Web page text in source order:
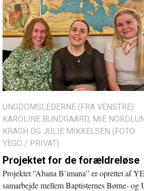
UNGDOMSLEDERNE (FRA VENSTRE):
KAROLINE BUNDGAARD, MIE
KRAGH OG JULIE MIKKELSEN (FOTO:
YEGO / PRIVAT)
Projektet for de forældreløse
Projektet ”Abana B’imana” er oprettet af
samarbejde mellem Baptisternes Børne-